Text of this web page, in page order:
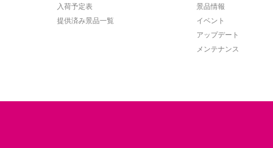
入荷予定表
提供済み景品一覧
景品情報
イベント
アップデート
メンテナンス